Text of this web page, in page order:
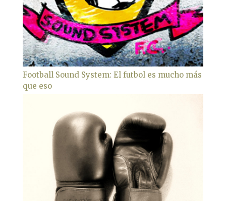
Football Sound System: El futbol es mucho más
que eso